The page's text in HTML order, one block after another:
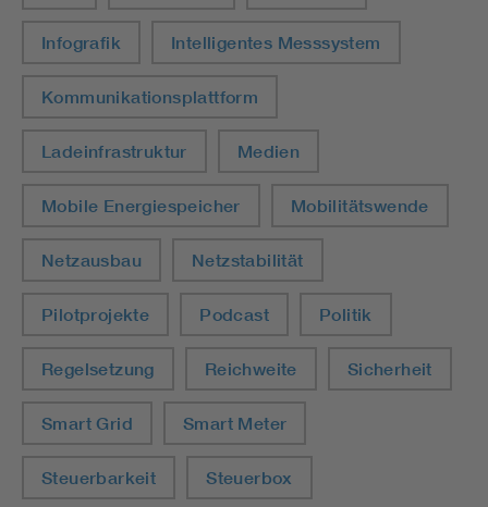
Infografik Intelligentes Messsystem
Kommunikationsplattform
Ladeinfrastruktur Medien
Mobile Energiespeicher Mobilitätswende
Netzausbau Netzstabilität
Pilotprojekte Podcast Politik
Regelsetzung Reichweite Sicherheit
Smart Grid Smart Meter
Steuerbarkeit Steuerbox